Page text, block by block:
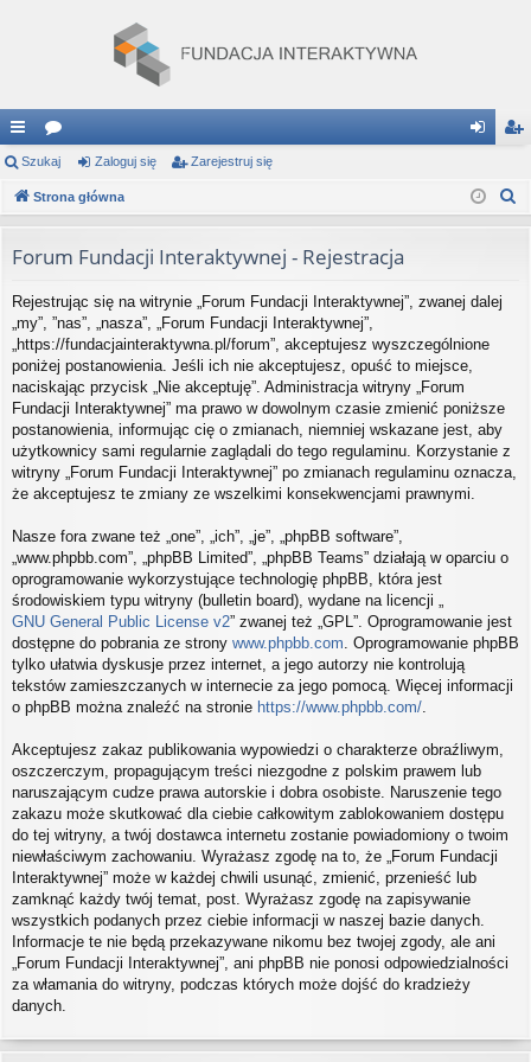
ię
ce
…
or
a og
ę
ej
Szukaj Zaloguj się Zarejestruj się
Strona główna
Forum Fundacji Interaktywnej - Rejestracja
Rejestrując się na witrynie „Forum Fundacji Interaktywnej”, zwanej dalej
„my”, ”nas”, „nasza”, „Forum Fundacji Interaktywnej”,
„https://fundacjainteraktywna.pl/forum”, akceptujesz wyszczególnione
poniżej postanowienia. Jeśli ich nie akceptujesz, opuść to miejsce,
naciskając przycisk „Nie akceptuję”. Administracja witryny „Forum
Fundacji Interaktywnej” ma prawo w dowolnym czasie zmienić poniższe
postanowienia, informując cię o zmianach, niemniej wskazane jest, aby
użytkownicy sami regularnie zaglądali do tego regulaminu. Korzystanie z
witryny „Forum Fundacji Interaktywnej” po zmianach regulaminu oznacza,
że akceptujesz te zmiany ze wszelkimi konsekwencjami prawnymi.
Nasze fora zwane też „one”, „ich”, „je”, „phpBB software”,
„www.phpbb.com”, „phpBB Limited”, „phpBB Teams” działają w oparciu o
oprogramowanie wykorzystujące technologię phpBB, która jest
środowiskiem typu witryny (bulletin board), wydane na licencji „
GNU General Public License v2” zwanej też „GPL”. Oprogramowanie jest
dostępne do pobrania ze strony www.phpbb.com . Oprogramowanie phpBB
tylko ułatwia dyskusje przez internet, a jego autorzy nie kontrolują
tekstów zamieszczanych w internecie za jego pomocą. Więcej informacji
o phpBB można znaleźć na stronie https://www.phpbb.com/
Akceptujesz zakaz publikowania wypowiedzi o charakterze obraźliwym,
oszczerczym, propagującym treści niezgodne z polskim prawem lub
naruszającym cudze prawa autorskie i dobra osobiste. Naruszenie tego
zakazu może skutkować dla ciebie całkowitym zablokowaniem dostępu
do tej witryny, a twój dostawca internetu zostanie powiadomiony o twoim
niewłaściwym zachowaniu. Wyrażasz zgodę na to, że „Forum Fundacji
Interaktywnej” może w każdej chwili usunąć, zmienić, przenieść lub
zamknąć każdy twój temat, post. Wyrażasz zgodę na zapisywanie
wszystkich podanych przez ciebie informacji w naszej bazie danych.
Informacje te nie będą przekazywane nikomu bez twojej zgody, ale ani
„Forum Fundacji Interaktywnej”, ani phpBB nie ponosi odpowiedzialności
za włamania do witryny, podczas których może dojść do kradzieży
danych.